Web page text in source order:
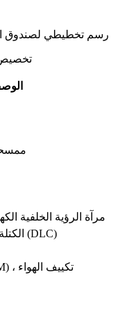
تخصيص
مرآة الرؤية الخلفية
الكتلة ، موصل ارتباط البيانات (DLC)
وحدة كشف التسلل (ISM) ، تكييف الهواء